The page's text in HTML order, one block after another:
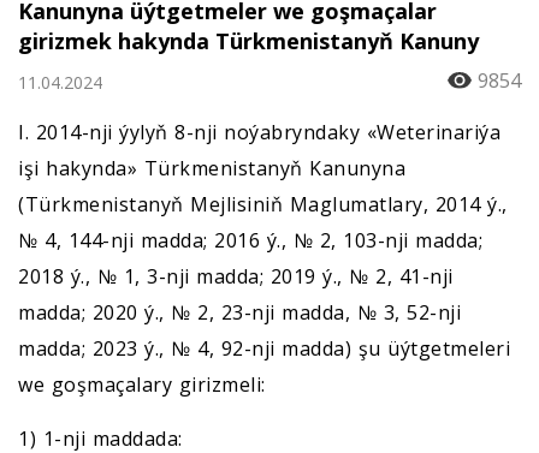
Kanunyna üýtgetmeler we goşmaçalar
girizmek hakynda Türkmenistanyň Kanuny
11.04.2024
9854
I. 2014-nji ýylyň 8-nji noýabryndaky «Weterinariýa
işi hakynda» Türkmenistanyň Kanunyna
(Türkmenistanyň Mejlisiniň Maglumatlary, 2014 ý.,
№ 4, 144-nji madda; 2016 ý., № 2, 103-nji madda;
2018 ý., № 1, 3-nji madda; 2019 ý., № 2, 41-nji
madda; 2020 ý., № 2, 23-nji madda, № 3, 52-nji
madda; 2023 ý., № 4, 92-nji madda) şu üýtgetmeleri
we goşmaçalary girizmeli:
1) 1-nji maddada: